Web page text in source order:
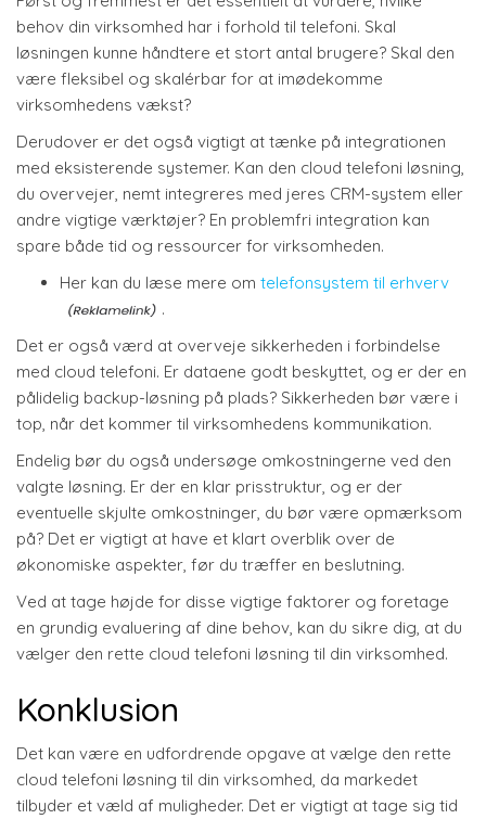
behov din virksomhed har i forhold til telefoni. Skal
løsningen kunne håndtere et stort antal brugere? Skal den
være fleksibel og skalérbar for at imødekomme
virksomhedens vækst?
Derudover er det også vigtigt at tænke på integrationen
med eksisterende systemer. Kan den cloud telefoni løsning,
du overvejer, nemt integreres med jeres CRM-system eller
andre vigtige værktøjer? En problemfri integration kan
spare både tid og ressourcer for virksomheden.
Her kan du læse mere om telefonsystem til erhverv
.
Det er også værd at overveje sikkerheden i forbindelse
med cloud telefoni. Er dataene godt beskyttet, og er der en
pålidelig backup-løsning på plads? Sikkerheden bør være i
top, når det kommer til virksomhedens kommunikation.
Endelig bør du også undersøge omkostningerne ved den
valgte løsning. Er der en klar prisstruktur, og er der
eventuelle skjulte omkostninger, du bør være opmærksom
på? Det er vigtigt at have et klart overblik over de
økonomiske aspekter, før du træffer en beslutning.
Ved at tage højde for disse vigtige faktorer og foretage
en grundig evaluering af dine behov, kan du sikre dig, at du
vælger den rette cloud telefoni løsning til din virksomhed.
Konklusion
Det kan være en udfordrende opgave at vælge den rette
cloud telefoni løsning til din virksomhed, da markedet
tilbyder et væld af muligheder. Det er vigtigt at tage sig tid